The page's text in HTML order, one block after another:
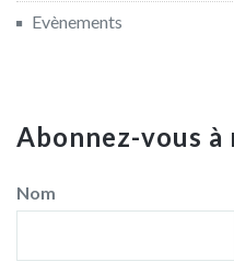
Evènements
Abonnez-vous
Nom